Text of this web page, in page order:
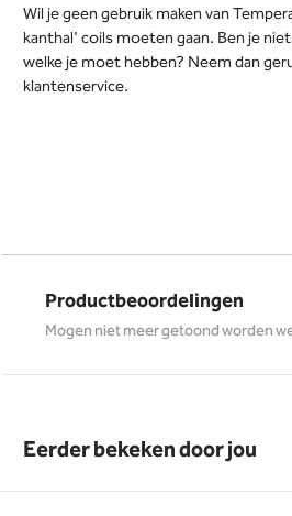
Wil je geen gebruik maken van
kanthal' coils moeten gaan. Ben je
welke je moet hebben? Neem dan
klantenservice.
Productbeoordelingen
Mogen niet meer getoond worden
Eerder bekeken door jou